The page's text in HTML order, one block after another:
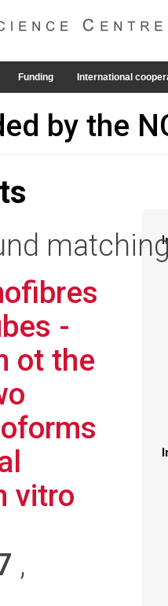
Funding International
by the
-
ot the
vitro
,